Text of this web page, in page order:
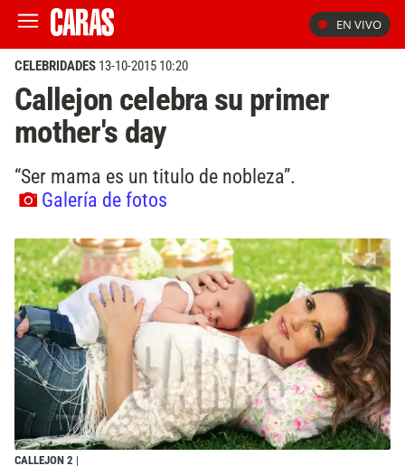
EN VIVO
CELEBRIDADES 13-10-2015 10:20
Callejon celebra su primer
mother's day
“Ser mama es un titulo de nobleza”.
Galería de fotos
CALLEJON 2 |